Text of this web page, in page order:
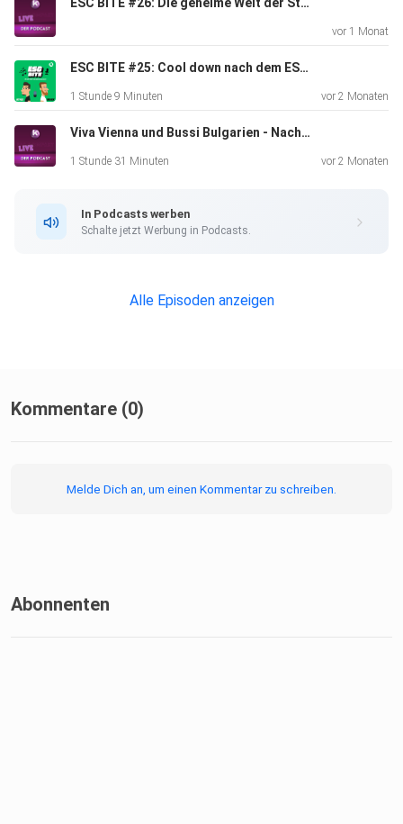
vor 1 Monat
ESC BITE #25: Cool down nach dem ESC 2026 in Wien (Mit Max und Laureen)
1 Stunde 9 Minuten vor 2 Monaten
Viva Vienna und Bussi Bulgarien - Nach dem Eurovision Song Contest 2026 ist vor dem ESC 2027
1 Stunde 31 Minuten vor 2 Monaten
In Podcasts werben
Schalte jetzt Werbung in Podcasts.
Alle Episoden anzeigen
Kommentare (0)
Melde Dich an, um einen Kommentar zu schreiben.
Abonnenten